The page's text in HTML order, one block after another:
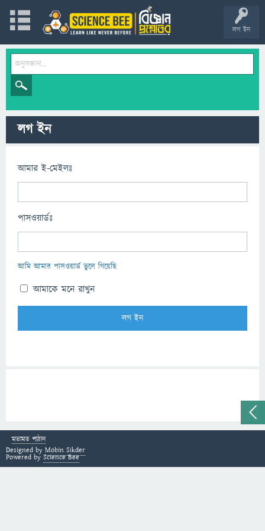
লগ ইন
লগ ইন
আমার ই-মেইলঃ
পাসওয়ার্ডঃ
আমি আমার পাসওয়ার্ড ভুলে গিয়েছি
আমাকে মনে রাখুন
মতামত পাঠান
Designed by Mobin Sikder
Powered by Science Bee